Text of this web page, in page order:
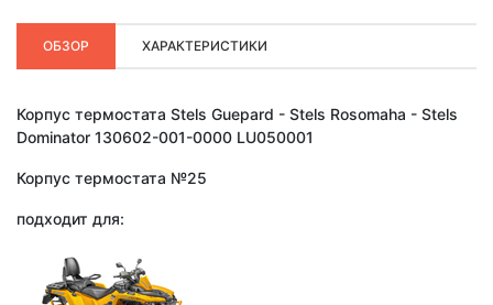
ОБЗОР ХАРАКТЕРИСТИКИ
Корпус термостата Stels Guepard - Stels Rosomaha - Stels
Dominator 130602-001-0000 LU050001
Корпус термостата №25
подходит для: